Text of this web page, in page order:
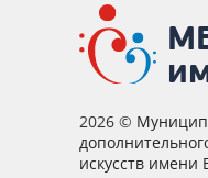
2026 ©
искусств имени